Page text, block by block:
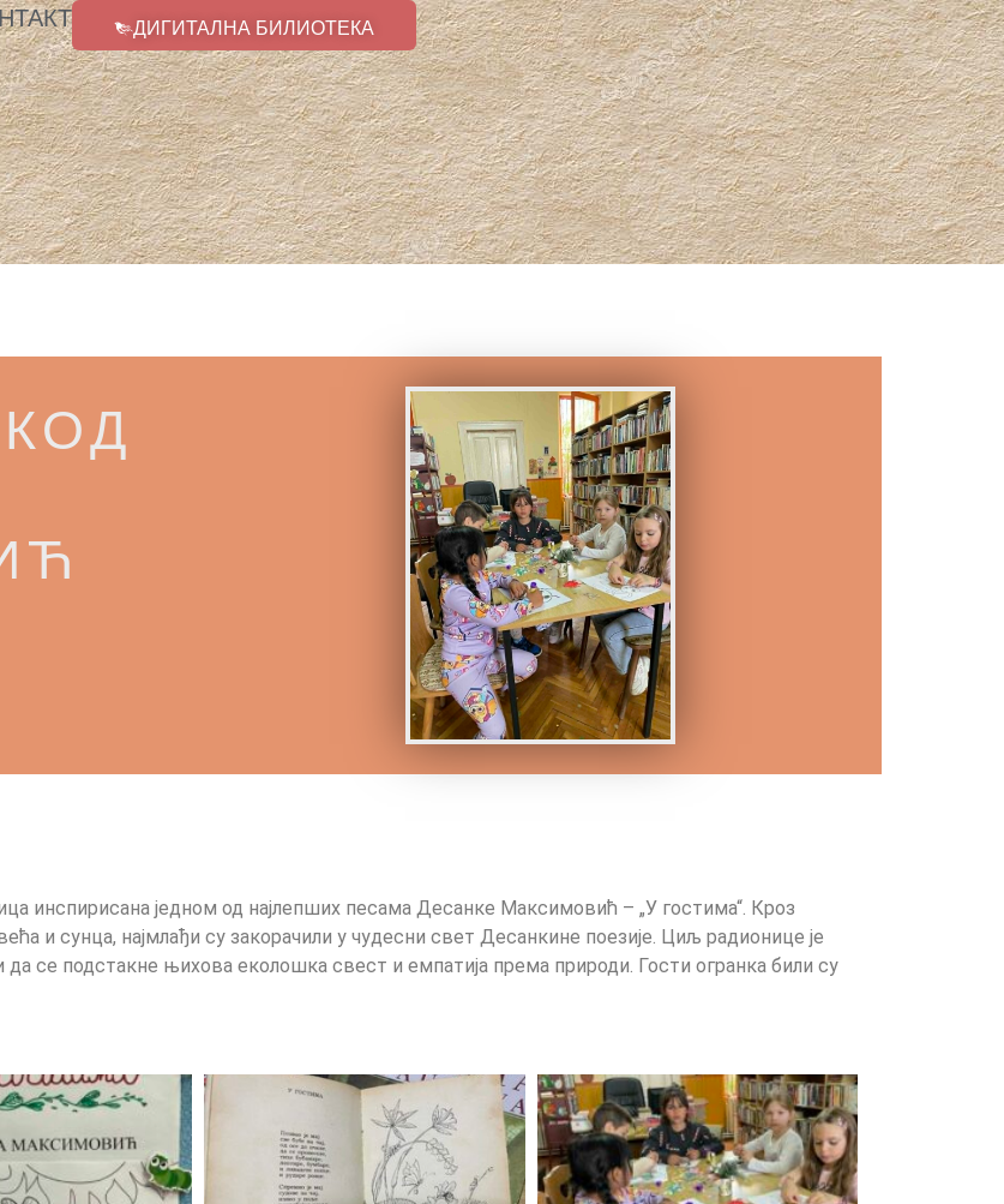
ДИГИТАЛНА БИЛИОТЕКА
инспирисана једном од најлепших песама Десанке Максимовић – „У гостима“. Кроз
и сунца, најмлађи су закорачили у чудесни свет Десанкине поезије. Циљ радионице је
се подстакне њихова еколошка свест и емпатија према природи. Гости огранка били су